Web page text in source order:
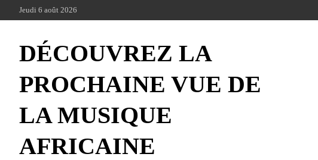
Jeudi 6 août 2026
DÉCOUVREZ LA
PROCHAINE VUE DE
LA MUSIQUE
AFRICAINE